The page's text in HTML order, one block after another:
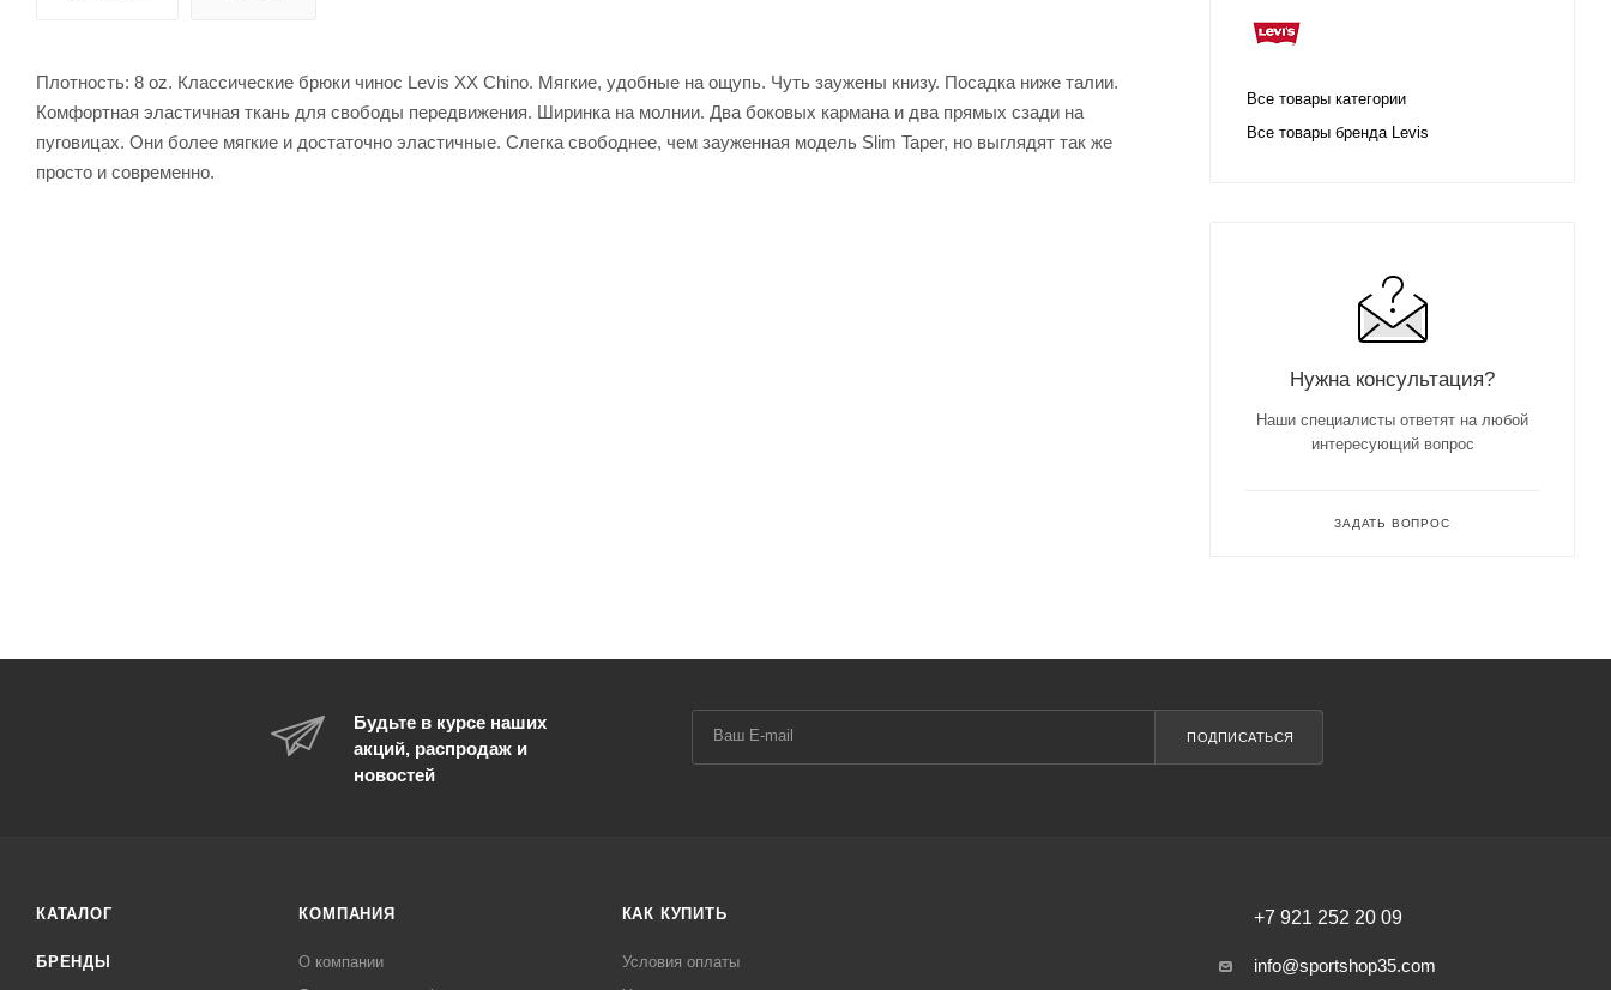
Плотность: 8 oz. Классические брюки чинос Levis XX Chino. Мягкие, удобные на ощупь. Чуть заужены книзу. Посадка ниже талии.
Комфортная эластичная ткань для свободы передвижения. Ширинка на молнии. Два боковых кармана и два прямых сзади на
пуговицах. Они более мягкие и достаточно эластичные. Слегка свободнее, чем зауженная модель Slim Taper, но выглядят так же
просто и современно.
Все товары категории
Все товары бренда Levis
Нужна консультация?
Наши специалисты ответят на любой
интересующий вопрос
ЗАДАТЬ ВОПРОС
Будьте в курсе наших
акций, распродаж и
новостей
ПОДПИСАТЬСЯ
КАТАЛОГ
БРЕНДЫ
КОМПАНИЯ
О компании
КАК КУПИТЬ
Условия оплаты
+7 921 252 20 09
info@sportshop35.com